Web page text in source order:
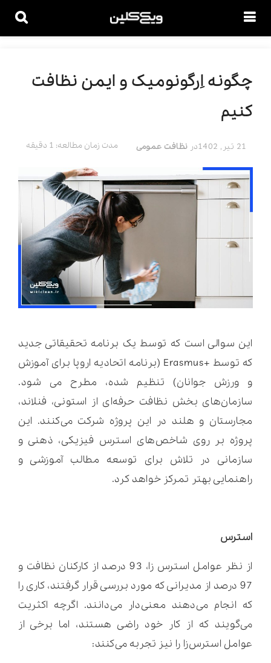
چگونه اِرگونومیک و ایمن نظافت
کنیم
مدت زمان مطالعه: 1 دقیقه 21 تیر, 1402 در نظافت عمومی
این سوالی است که توسط یک برنامه تحقیقاتی جدید
که توسط +Erasmus (برنامه اتحادیه اروپا برای آموزش
و ورزش جوانان) تنظیم شده، مطرح می شود.
سازمان‌های بخش نظافت حرفه‌ای از استونی، فنلاند،
مجارستان و هلند در این پروژه شرکت می‌کنند. این
پروژه بر روی شاخص‌های استرس فیزیکی، ذهنی و
سازمانی در تلاش برای توسعه مطالب آموزشی و
راهنمایی بهتر تمرکز خواهد کرد.
استرس
از نظر عوامل استرس زا، 93 درصد از کارکنان نظافت و
97 درصد از مدیرانی که مورد بررسی قرار گرفتند، کاری را
که انجام می‌دهند معنی‌دار می‌دانند. اگرچه اکثریت
می‌گویند که از کار خود راضی هستند، اما برخی از
عوامل استرس‌زا را نیز تجربه می‌کنند: